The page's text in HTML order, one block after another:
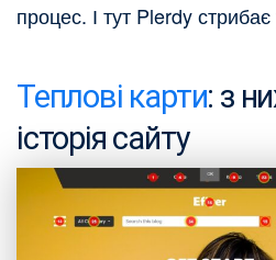
процес. І тут Plerdy стрибає
Теплові карти: з
історія сайту